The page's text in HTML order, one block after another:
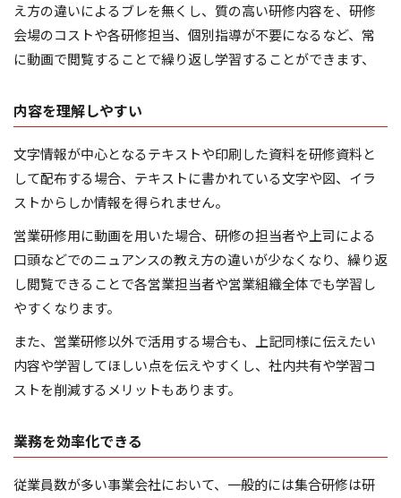
え方の違いによるブレを無くし、質の高い研修内容を、研修
会場のコストや各研修担当、個別指導が不要になるなど、常
に動画で閲覧することで繰り返し学習することができます、
内容を理解しやすい
文字情報が中心となるテキストや印刷した資料を研修資料と
して配布する場合、テキストに書かれている文字や図、イラ
ストからしか情報を得られません。
営業研修用に動画を用いた場合、研修の担当者や上司による
口頭などでのニュアンスの教え方の違いが少なくなり、繰り返
し閲覧できることで各営業担当者や営業組織全体でも学習し
やすくなります。
また、営業研修以外で活用する場合も、上記同様に伝えたい
内容や学習してほしい点を伝えやすくし、社内共有や学習コ
ストを削減するメリットもあります。
業務を効率化できる
従業員数が多い事業会社において、一般的には集合研修は研